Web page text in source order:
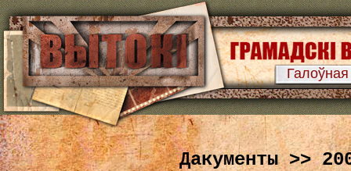
Галоўная
Дакументы >>